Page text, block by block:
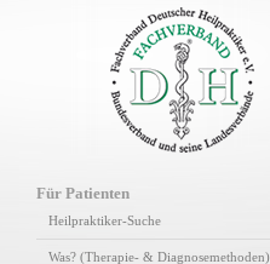
Für Patienten
Heilpraktiker-Suche
Was? (Therapie- & Diagnosemethoden)